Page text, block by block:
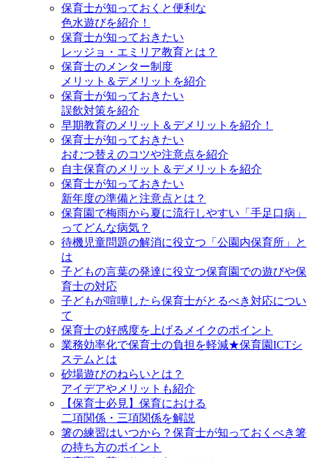
保育士が知っておくと便利な
色水遊びを紹介！
保育士が知っておきたい
レッジョ・エミリア教育とは？
保育士のメンター制度
メリット＆デメリットを紹介
保育士が知っておきたい
誤飲対策を紹介
早期教育のメリット＆デメリットを紹介！
保育士が知っておきたい
おむつ替えのコツや注意点を紹介
自主保育のメリット＆デメリットを紹介
保育士が知っておきたい
新年度の準備と注意点とは？
保育園で梅雨から夏に流行しやすい「手足口病」
ってどんな病気？
待機児童問題の解消に役立つ「公園内保育所」と
は
子どもの言葉の発達に役立つ保育園での遊びや保
育士の対応
子どもが喧嘩したら保育士がとるべき対応につい
て
保育士の好感度を上げるメイクのポイント
業務効率化で保育士の負担を軽減★保育園ICTシ
ステムとは
砂場遊びのねらいとは？
アイデアやメリットも紹介
【保育士必見】保育における
二項関係・三項関係を解説
箸の練習はいつから？保育士が知っておくべき箸
の持ち方のポイント